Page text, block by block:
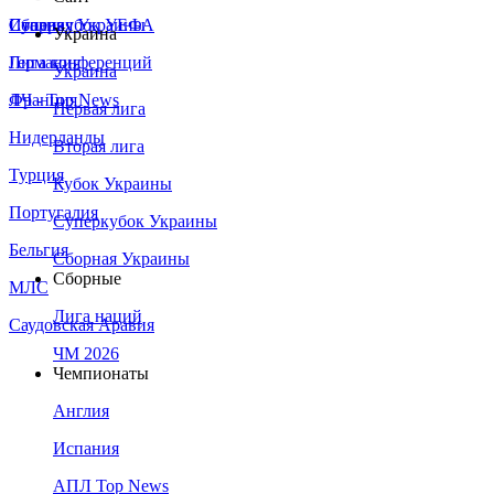
Сборная Украины
Италия
Германия
Франция
Нидерланды
Турция
Португалия
Бельгия
МЛС
Саудовская Аравия
Суперкубок УЕФА
Лига конференций
ЛЧ - Top News
Украина
Украина
Первая лига
Вторая лига
Кубок Украины
Суперкубок Украины
Сборная Украины
Сборные
Лига наций
ЧМ 2026
Чемпионаты
Англия
Испания
АПЛ Top News